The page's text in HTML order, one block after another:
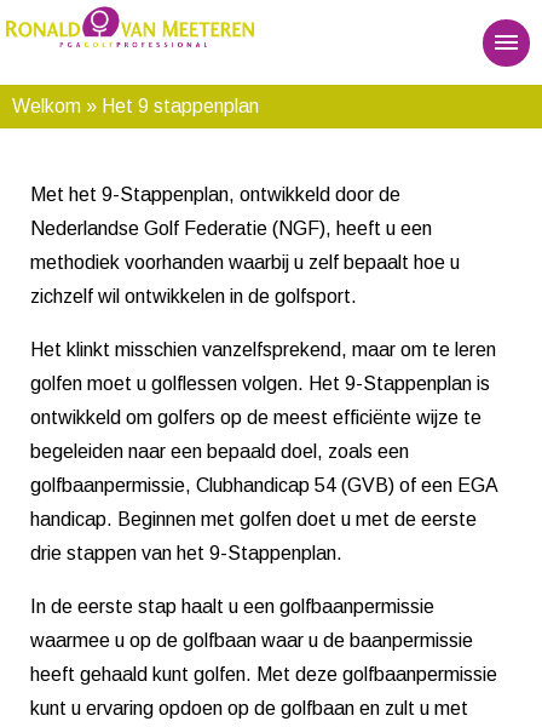
Welkom » Het 9 stappenplan
Met het 9-Stappenplan, ontwikkeld door de
Nederlandse Golf Federatie (NGF), heeft u een
methodiek voorhanden waarbij u zelf bepaalt hoe u
zichzelf wil ontwikkelen in de golfsport.
Het klinkt misschien vanzelfsprekend, maar om te leren
golfen moet u golflessen volgen. Het 9-Stappenplan is
ontwikkeld om golfers op de meest efficiënte wijze te
begeleiden naar een bepaald doel, zoals een
golfbaanpermissie, Clubhandicap 54 (GVB) of een EGA
handicap. Beginnen met golfen doet u met de eerste
drie stappen van het 9-Stappenplan.
In de eerste stap haalt u een golfbaanpermissie
waarmee u op de golfbaan waar u de baanpermissie
heeft gehaald kunt golfen. Met deze golfbaanpermissie
kunt u ervaring opdoen op de golfbaan en zult u met